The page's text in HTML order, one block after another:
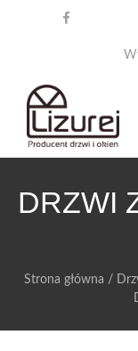
DRZWI
Strona główna /